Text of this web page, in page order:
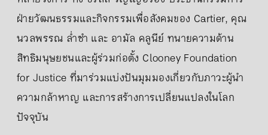
ฝ่ายวัฒนธรรมและกิจกรรมเพื่อสังคมของ Cartier, คุณ
นวลพรรณ ล่ำซำ และ อามัล คลูนีย์ ทนายความด้าน
สิทธิมนุษยชนและผู้ร่วมก่อตั้ง Clooney Foundation
for Justice ที่มาร่วมแบ่งปันมุมมองเกี่ยวกับภาวะผู้นำ
ความกล้าหาญ และการสร้างการเปลี่ยนแปลงในโลก
ปัจจุบัน